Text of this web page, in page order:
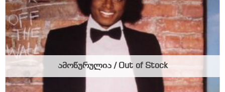
ამოწურულია / Out of Stock